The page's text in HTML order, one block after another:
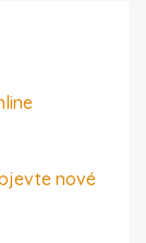
nové